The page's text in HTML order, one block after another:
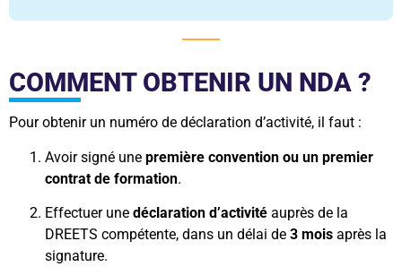
COMMENT OBTENIR UN NDA ?
Pour obtenir un numéro de déclaration d’activité, il faut :
Avoir signé une première convention ou un premier
contrat de formation.
Effectuer une déclaration d’activité auprès de la
DREETS compétente, dans un délai de 3 mois après la
signature.